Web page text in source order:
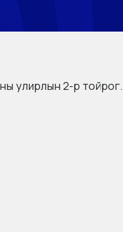
улирлын 2-р тойрог.